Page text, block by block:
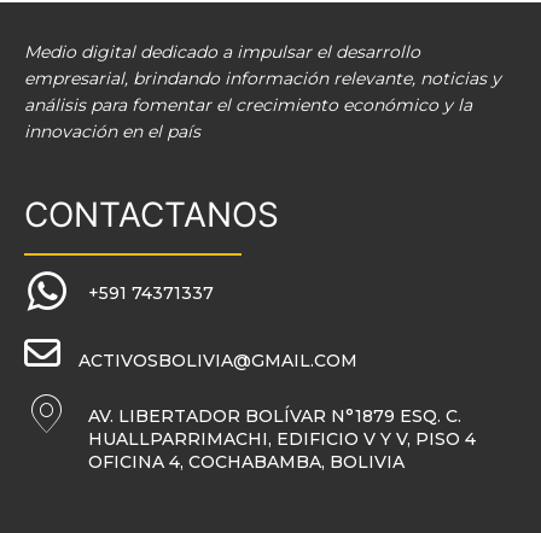
Medio digital dedicado a impulsar el desarrollo
empresarial, brindando información relevante, noticias y
análisis para fomentar el crecimiento económico y la
innovación en el país
CONTACTANOS
+591 74371337
ACTIVOSBOLIVIA@GMAIL.COM
AV. LIBERTADOR BOLÍVAR N°1879 ESQ. C.
HUALLPARRIMACHI, EDIFICIO V Y V, PISO 4
OFICINA 4, COCHABAMBA, BOLIVIA